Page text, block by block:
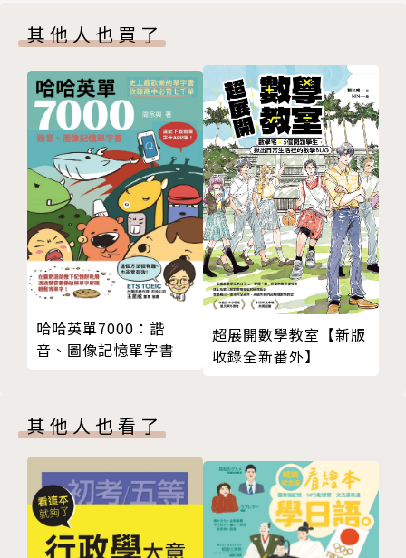
收入穩定嗎？要如何穩定接案？絕對是新手譯者或有志
從事這一行的人最實用的建議！
看完本書，你將可以學到︰
入門基本功
● 認識電影字幕翻譯這一行
● 電影字幕翻譯的入行途徑
● 需要具備的條件、技能
實力養成術
● 如何加強翻譯能力
● 翻譯電影和翻譯書籍的差異
● 開發客戶與維繫關係
● 怎麼應對鄉民提出的批評
收穫滿載期
● 字幕譯者的自由接案生活
● 要如何靠接案維生
● 電影字幕翻譯的計價方式
PART 2 電影字幕譯者的專業
電影字幕譯者的入行1 是否需要相關學歷背景？
電影字幕譯者的入行2 小螢幕和影展的入行途徑
電影字幕譯者的入行3 大銀幕的入行途徑
電影字幕譯者的入行4 開發客戶和工作自動上門
電影字幕譯者的養成1 電影字幕譯者的八個必要
電影字幕譯者的養成2 文字功力養成術
電影字幕譯者的養成3 專業術語筆記術
電影字幕譯者的注意事項1 一部電影的翻譯流程
電影字幕譯者的注意事項2 敲定交期
電影字幕譯者的注意事項3 嚴禁拖稿
電影字幕譯者的注意事項4 掌控好交稿時程
電影字幕譯者的注意事項5 譯文被批評別太玻璃心
電影字幕譯者的注意事項6 鄉民的批評看看就好
電影字幕譯者的注意事項8 各種影片類型都要會翻
電影字幕譯者的注意事項9 尋求機會翻到擅長或偏好
的片型
電影字幕譯者的注意事項10 日韓、歐洲等其他外語
片的字幕翻譯
電影字幕譯者的注意事項11 電影字幕翻譯市場的生
其他人也買了
哈哈英單7000：諧
音、圖像記憶單字書
超展開數學教室【新版
收錄全新番外】
其他人也看了